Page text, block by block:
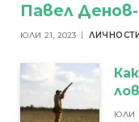
Павел
ЮЛИ 21, 2023
ЮЛИ